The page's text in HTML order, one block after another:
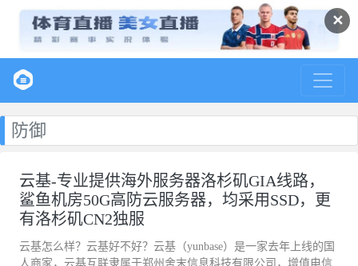
✕
防御
云基-专业提供海外服务器洛杉矶GIA线路，
鲨鱼机房50G高防云服务器，均采用SSD，更
有洛杉矶CN2独服
云基怎么样？云基好不好？云基（yunbase）是一家去年上线的国
人商家，云基互联隶属于郑州舍末信息科技有限公司，增值电信